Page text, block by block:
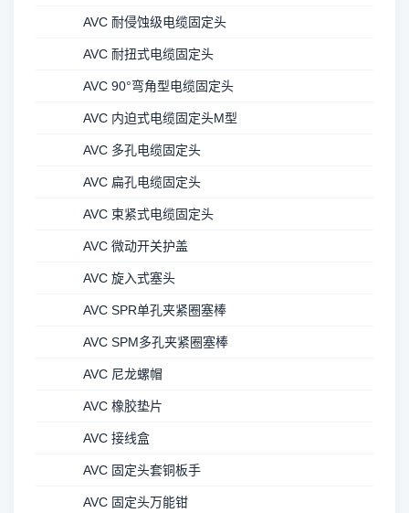
AVC 耐侵蚀级电缆固定头
AVC 耐扭式电缆固定头
AVC 90°弯角型电缆固定头
AVC 内迫式电缆固定头M型
AVC 多孔电缆固定头
AVC 扁孔电缆固定头
AVC 束紧式电缆固定头
AVC 微动开关护盖
AVC 旋入式塞头
AVC SPR单孔夹紧圈塞棒
AVC SPM多孔夹紧圈塞棒
AVC 尼龙螺帽
AVC 橡胶垫片
AVC 接线盒
AVC 固定头套铜板手
AVC 固定头万能钳